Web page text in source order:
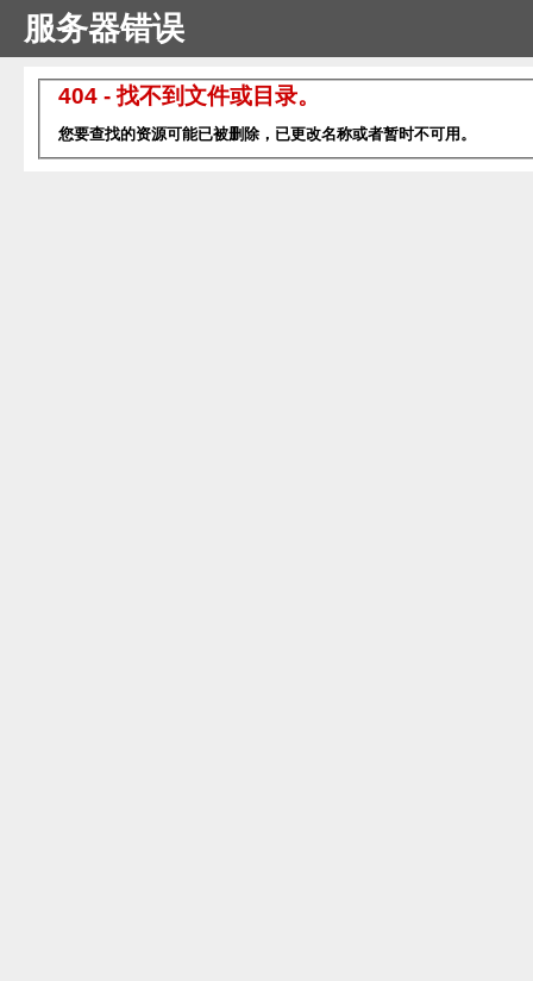
服务器错误
404 - 找不到文件或目录。
您要查找的资源可能已被删除，已更改名称或者暂时不可用。